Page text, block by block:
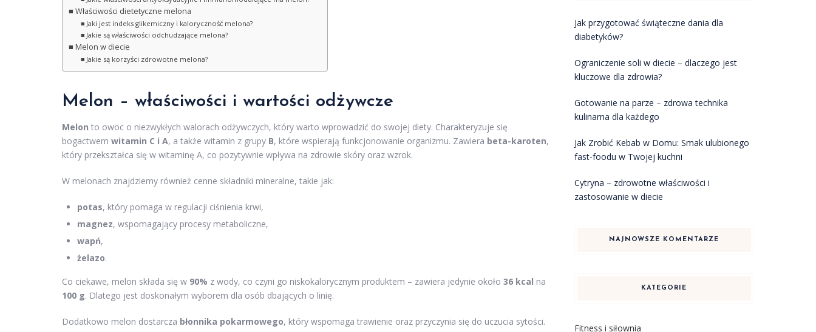
Właściwości dietetyczne melona
Jaki jest indeks glikemiczny i kaloryczność melona?
Jakie są właściwości odchudzające melona?
Melon w diecie
Jakie są korzyści zdrowotne melona?
Melon – właściwości i wartości odżywcze
Melon to owoc o niezwykłych walorach odżywczych, który warto wprowadzić do swojej diety. Charakteryzuje się
bogactwem witamin C i A, a także witamin z grupy B, które wspierają funkcjonowanie organizmu. Zawiera beta-karoten,
który przekształca się w witaminę A, co pozytywnie wpływa na zdrowie skóry oraz wzrok.
W melonach znajdziemy również cenne składniki mineralne, takie jak:
potas, który pomaga w regulacji ciśnienia krwi,
magnez, wspomagający procesy metaboliczne,
wapń,
żelazo.
Co ciekawe, melon składa się w 90% z wody, co czyni go niskokalorycznym produktem – zawiera jedynie około 36 kcal na
100 g. Dlatego jest doskonałym wyborem dla osób dbających o linię.
Dodatkowo melon dostarcza błonnika pokarmowego, który wspomaga trawienie oraz przyczynia się do uczucia sytości.
Jak przygotować świąteczne dania dla
diabetyków?
Ograniczenie soli w diecie – dlaczego jest
kluczowe dla zdrowia?
Gotowanie na parze – zdrowa technika
kulinarna dla każdego
Jak Zrobić Kebab w Domu: Smak ulubionego
fast-foodu w Twojej kuchni
Cytryna – zdrowotne właściwości i
zastosowanie w diecie
NAJNOWSZE KOMENTARZE
KATEGORIE
Fitness i siłownia